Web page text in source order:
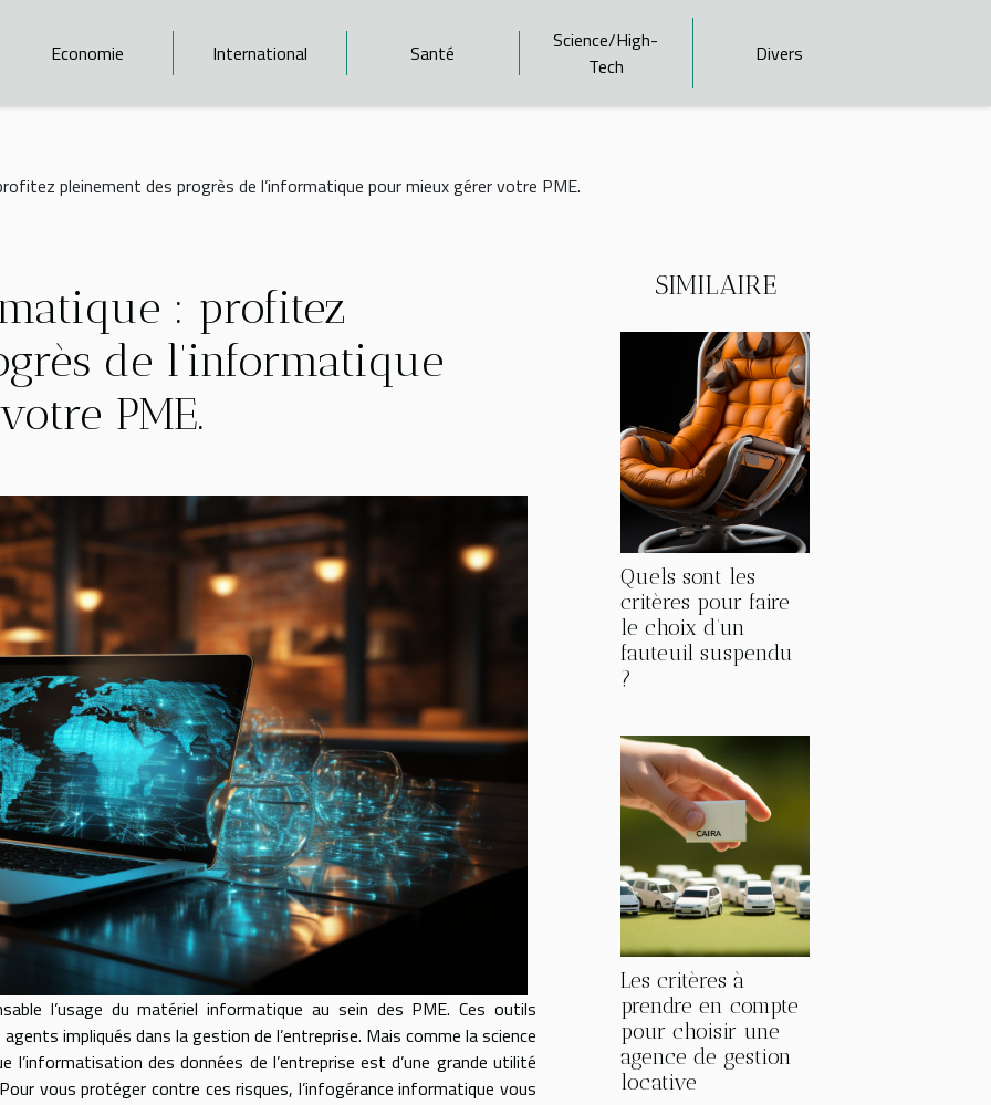
Economie International Santé
Science/High-
Tech
Divers
pleinement des progrès de l’informatique pour mieux gérer votre PME.
: profitez
de l’informatique
PME.
l’usage du matériel informatique au sein des PME. Ces outils
impliqués dans la gestion de l’entreprise. Mais comme la science
des données de l’entreprise est d’une grande utilité
vous protéger contre ces risques, l’infogérance informatique vous
SIMILAIRE
Quels sont les
critères pour faire
le choix d’un
fauteuil suspendu
?
Les critères à
prendre en compte
pour choisir une
agence de gestion
locative